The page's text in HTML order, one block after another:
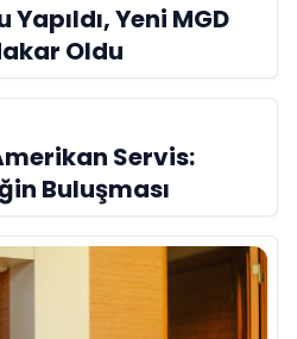
Yapıldı, Yeni MGD
Oldu
Servis:
Buluşması